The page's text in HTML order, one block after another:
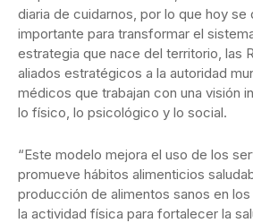
diaria de cuidarnos, por lo que hoy se
importante para transformar el
estrategia que nace del territorio, las
aliados estratégicos a la autoridad
médicos que trabajan con una visión
lo físico, lo psicológico y lo social.
“Este modelo mejora el uso de los
promueve hábitos alimenticios
producción de alimentos sanos en
la actividad física para fortalecer la